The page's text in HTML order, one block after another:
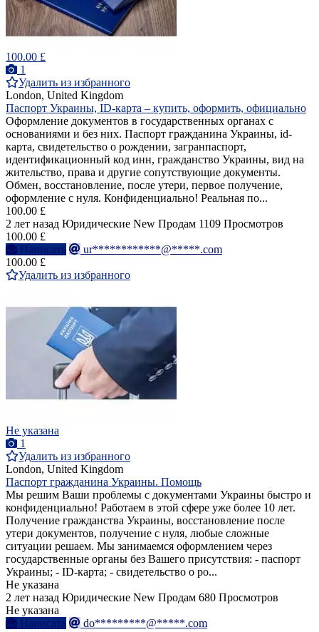
100.00 £
1
Удалить из избранного
London, United Kingdom
Паспорт Украины, ID-карта – купить, оформить, официально
Оформление документов в государственных органах с
основаниями и без них. Паспорт гражданина Украины, id-
карта, свидетельство о рождении, загранпаспорт,
идентификационный код инн, гражданство Украины, вид на
жительство, права и другие сопутствующие документы.
Обмен, восстановление, после утери, первое получение,
оформление с нуля. Конфиденциально! Реальная по...
100.00 £
2 лет назад Юридические New Продам 1109 Просмотров
100.00 £
Написать
ur************@*****.com
100.00 £
Удалить из избранного
Не указана
1
Удалить из избранного
London, United Kingdom
Паспорт гражданина Украины. Помощь
Мы решим Ваши проблемы с документами Украины быстро и
конфиденциально! Работаем в этой сфере уже более 10 лет.
Получение гражданства Украины, восстановление после
утери документов, получение с нуля, любые сложные
ситуации решаем. Мы занимаемся оформлением через
государственные органы без Вашего присутствия: - паспорт
Украины; - ID-карта; - свидетельство о ро...
Не указана
2 лет назад Юридические New Продам 680 Просмотров
Не указана
Написать
do*********@*****.com